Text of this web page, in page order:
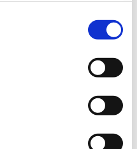
acácia-das-espigas: